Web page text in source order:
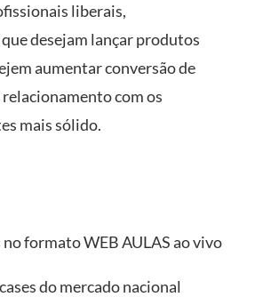
liberais,
desejam lançar produtos
aumentar conversão de
com os
mais sólido.
formato WEB AULAS ao vivo
do mercado nacional